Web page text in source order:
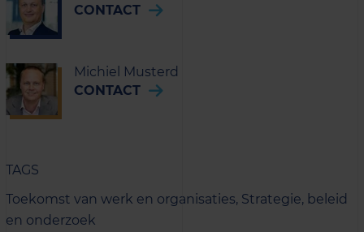
CONTACT
Michiel Musterd
CONTACT
TAGS
Toekomst van werk en organisaties, Strategie, beleid
en onderzoek